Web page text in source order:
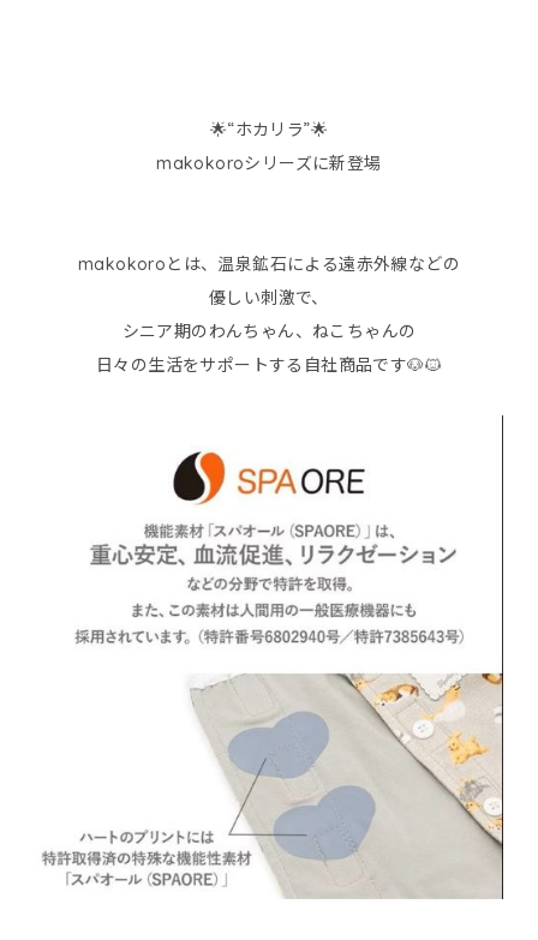
🌟“ホカリラ”🌟
makokoroシリーズに新登場
makokoroとは、温泉鉱石による遠赤外線などの
優しい刺激で、
シニア期のわんちゃん、ねこちゃんの
日々の生活をサポートする自社商品です🐶🐱